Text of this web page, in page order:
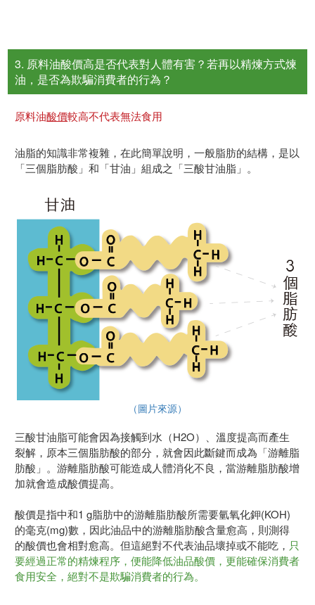
3. 原料油酸價高是否代表對人體有害？若再以精煉方式煉
油，是否為欺騙消費者的行為？
原料油酸價較高不代表無法食用
油脂的知識非常複雜，在此簡單說明，一般脂肪的結構，是以
「三個脂肪酸」和「甘油」組成之「三酸甘油脂」。
（圖片來源）
三酸甘油脂可能會因為接觸到水（H2O）、溫度提高而產生
裂解，原本三個脂肪酸的部分，就會因此斷鍵而成為「游離脂
肪酸」。游離脂肪酸可能造成人體消化不良，當游離脂肪酸增
加就會造成酸價提高。
酸價是指中和1 g脂肪中的游離脂肪酸所需要氫氧化鉀(KOH)
的毫克(mg)數，因此油品中的游離脂肪酸含量愈高，則測得
的酸價也會相對愈高。但這絕對不代表油品壞掉或不能吃， 只
要經過正常的精煉程序，便能降低油品酸價，更能確保消費者
食用安全，絕對不是欺騙消費者的行為。